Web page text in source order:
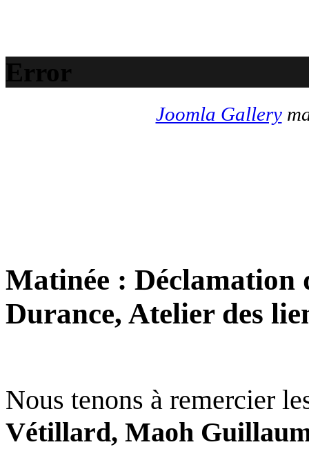
Error
Joomla Gallery
Matinée : Déclamation
Durance, Atelier des
Nous tenons à remercier
Vétillard, Maoh